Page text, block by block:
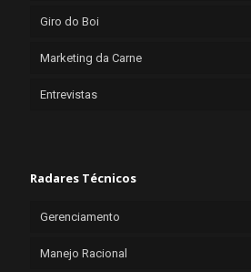
Giro do Boi
Marketing da Carne
Entrevistas
Radares Técnicos
Gerenciamento
Manejo Racional